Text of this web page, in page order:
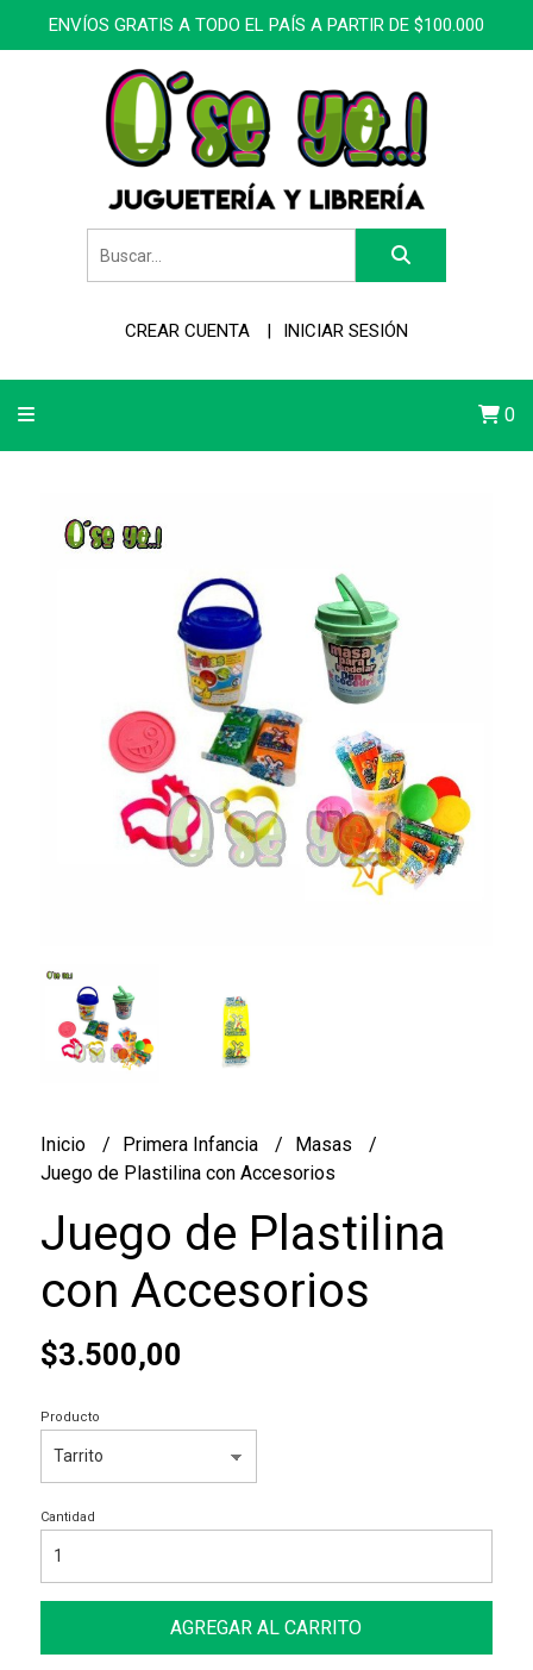
ENVÍOS GRATIS A TODO EL PAÍS A PARTIR DE $100.000
CREAR CUENTA INICIAR SESIÓN
0
Inicio Primera Infancia
Masas
Juego de Plastilina con Accesorios
Juego de Plastilina
con Accesorios
$3.500,00
Producto
Cantidad
AGREGAR AL CARRITO